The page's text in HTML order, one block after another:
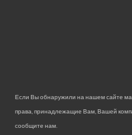
Если Вы обнаружили на нашем сайте
права, принадлежащие Вам, Вашей
сообщите нам.